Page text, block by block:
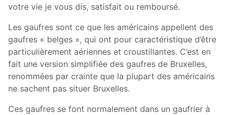
votre vie je vous dis, satisfait ou remboursé.
Les gaufres sont ce que les américains appellent des
gaufres « belges », qui ont pour caractéristique d’être
particulièrement aériennes et croustillantes. C’est en
fait une version simplifiée des gaufres de Bruxelles,
renommées par crainte que la plupart des américains
ne sachent pas situer Bruxelles.
Ces gaufres se font normalement dans un gaufrier à